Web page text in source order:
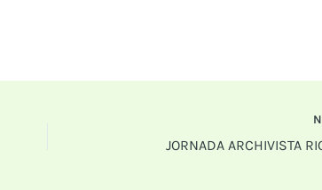
JORNADA ARCHIVISTA